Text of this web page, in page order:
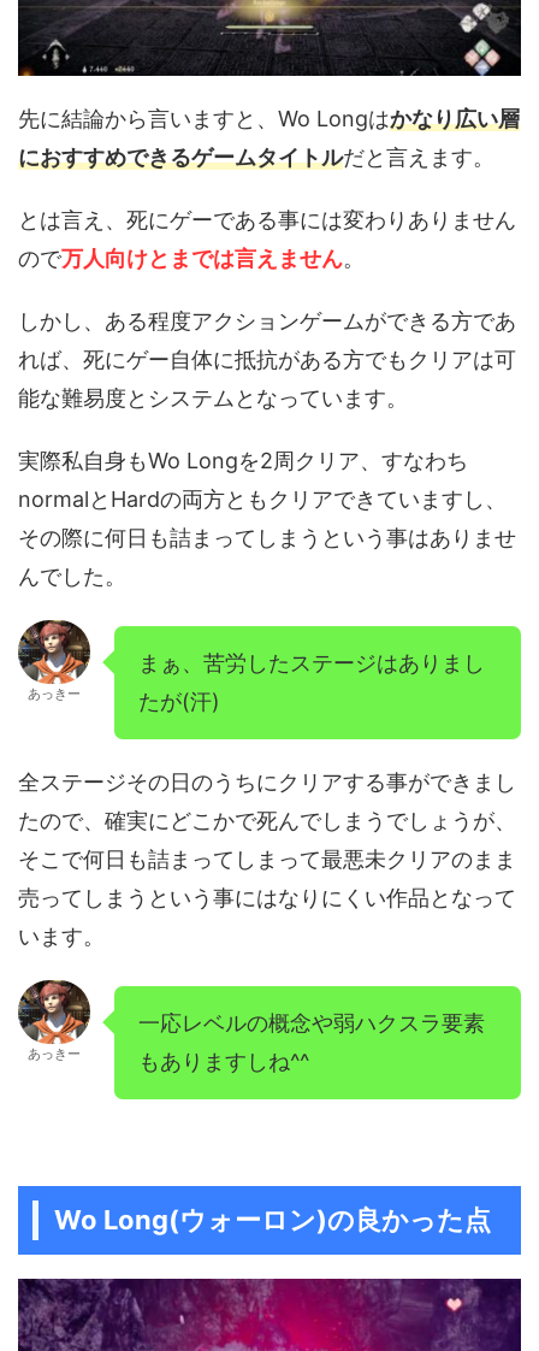
先に結論から言いますと、Wo Longはかなり広い層
におすすめできるゲームタイトルだと言えます。
とは言え、死にゲーである事には変わりありません
ので万人向けとまでは言えません。
しかし、ある程度アクションゲームができる方であ
れば、死にゲー自体に抵抗がある方でもクリアは可
能な難易度とシステムとなっています。
実際私自身もWo Longを2周クリア、すなわち
normalとHardの両方ともクリアできていますし、
その際に何日も詰まってしまうという事はありませ
んでした。
あっきー
まぁ、苦労したステージはありまし
たが(汗)
全ステージその日のうちにクリアする事ができまし
たので、確実にどこかで死んでしまうでしょうが、
そこで何日も詰まってしまって最悪未クリアのまま
売ってしまうという事にはなりにくい作品となって
います。
あっきー
一応レベルの概念や弱ハクスラ要素
もありますしね^^
Wo Long(ウォーロン)の良かった点